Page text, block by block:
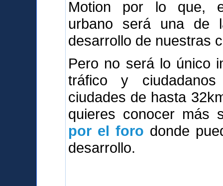
Motion por lo que,
urbano será una de
desarrollo de nuestras
Pero no será lo único
tráfico y
ciudades de hasta
quieres conocer más
por el foro donde
desarrollo.